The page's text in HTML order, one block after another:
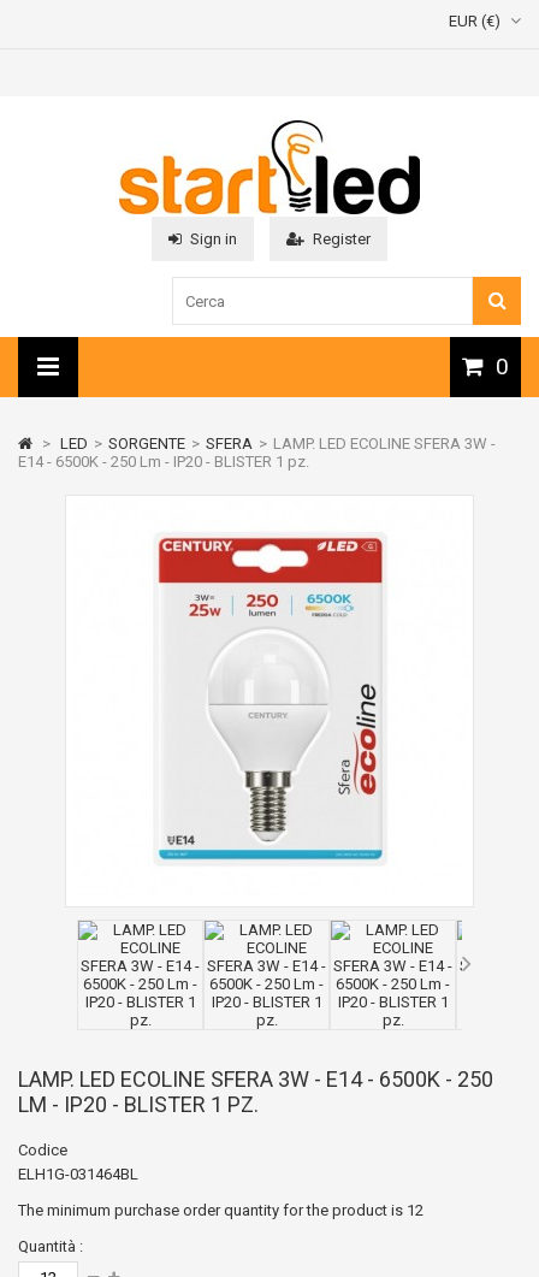
EUR (€)
Sign in Register
0
> LED > SORGENTE > SFERA > LAMP. LED ECOLINE SFERA 3W -
E14 - 6500K - 250 Lm - IP20 - BLISTER 1 pz.
LAMP. LED ECOLINE SFERA 3W - E14 - 6500K - 250
LM - IP20 - BLISTER 1 PZ.
Codice
ELH1G-031464BL
The minimum purchase order quantity for the product is 12
Quantità :